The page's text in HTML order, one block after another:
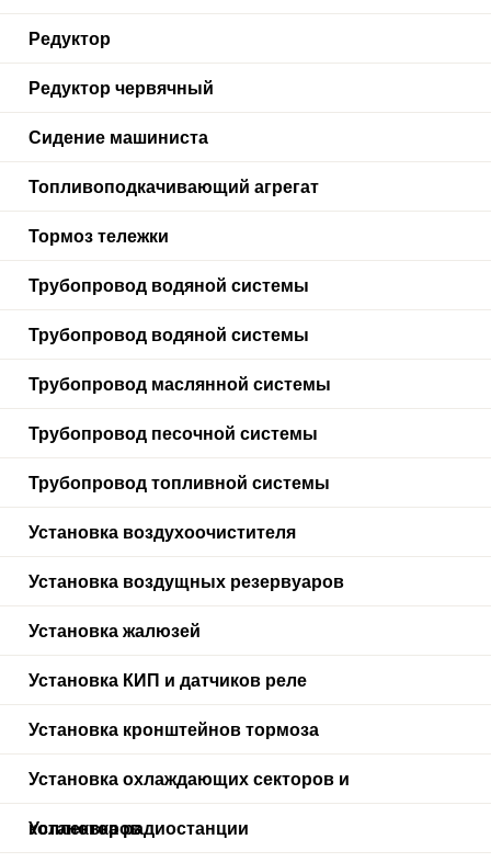
Редуктор
Редуктор червячный
Сидение машиниста
Топливоподкачивающий агрегат
Тормоз тележки
Трубопровод водяной системы
Трубопровод водяной системы
Трубопровод маслянной системы
Трубопровод песочной системы
Трубопровод топливной системы
Установка воздухоочистителя
Установка воздущных резервуаров
Установка жалюзей
Установка КИП и датчиков реле
Установка кронштейнов тормоза
Установка охлаждающих секторов и
коллекторов
Установка радиостанции